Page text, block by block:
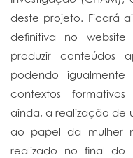
deste projeto. Ficará
definitiva no
produzir conteúdos
podendo
contextos
ainda, a realização de
ao papel da mulher
realizado no final do